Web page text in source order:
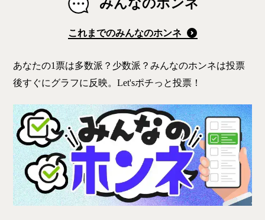
みんなのホンネ
これまでのみんなのホンネ
あなたの1票は多数派？少数派？みんなのホンネは投票
後すぐにグラフに反映。Let'sポチっと投票！